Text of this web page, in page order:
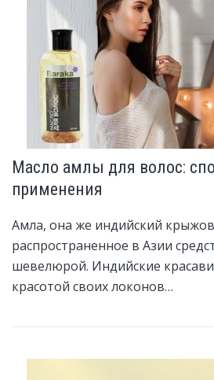
Масло амлы для волос:
применения
Амла, она же индийский
распространенное в Азии
шевелюрой. Индийские
красотой своих локонов…